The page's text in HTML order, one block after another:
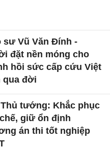
sư Vũ Văn Đính -
đặt nền móng cho
hồi sức cấp cứu Việt
qua đời
tướng: Khắc phục
giữ ổn định
án thi tốt nghiệp